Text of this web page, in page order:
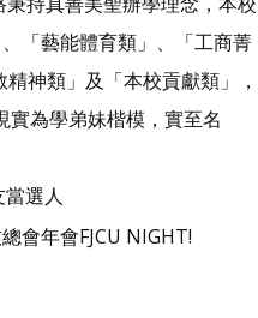
「藝能體育類」、「工商菁
神類」及「本校貢獻類」，
為學弟妹楷模，實至名
選人